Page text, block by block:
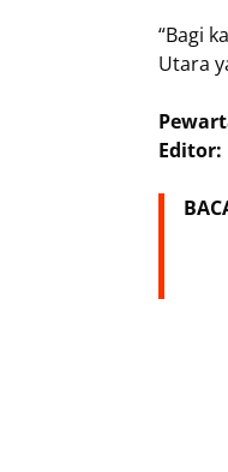
“Bagi
Utara
Editor: